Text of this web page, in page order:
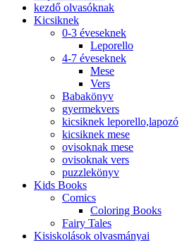
kezdő olvasóknak
Kicsiknek
0-3 éveseknek
Leporello
4-7 éveseknek
Mese
Vers
Babakönyv
gyermekvers
kicsiknek leporello,lapozó
kicsiknek mese
ovisoknak mese
ovisoknak vers
puzzlekönyv
Kids Books
Comics
Coloring Books
Fairy Tales
Kisiskolások olvasmányai